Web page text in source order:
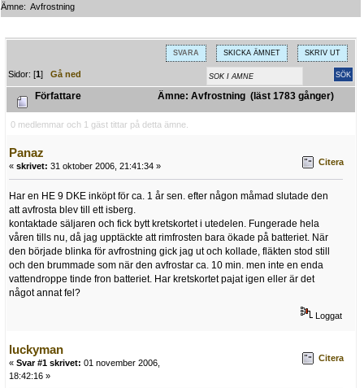
Ämne: Avfrostning
SVARA SKICKA ÄMNET SKRIV UT
Sidor: [1]Gå ned
Författare Ämne: Avfrostning (läst 1783 gånger)
0 medlemmar och 1 gäst tittar på detta ämne.
Panaz
« skrivet: 31 oktober 2006, 21:41:34 » Citera
Har en HE 9 DKE inköpt för ca. 1 år sen. efter någon måmad slutade den
att avfrosta blev till ett isberg.
kontaktade säljaren och fick bytt kretskortet i utedelen. Fungerade hela
våren tills nu, då jag upptäckte att rimfrosten bara ökade på batteriet. När
den började blinka för avfrostning gick jag ut och kollade, fläkten stod still
och den brummade som när den avfrostar ca. 10 min. men inte en enda
vattendroppe tinde fron batteriet. Har kretskortet pajat igen eller är det
något annat fel?
Loggat
luckyman
« Svar #1 skrivet: 01 november 2006,
18:42:16 »
Citera